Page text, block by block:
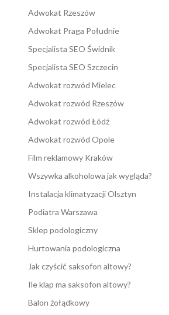
Adwokat Rzeszów
Adwokat Praga Południe
Specjalista SEO Świdnik
Specjalista SEO Szczecin
Adwokat rozwód Mielec
Adwokat rozwód Rzeszów
Adwokat rozwód Łódź
Adwokat rozwód Opole
Film reklamowy Kraków
Wszywka alkoholowa jak wygląda?
Instalacja klimatyzacji Olsztyn
Podiatra Warszawa
Sklep podologiczny
Hurtowania podologiczna
Jak czyścić saksofon altowy?
Ile klap ma saksofon altowy?
Balon żołądkowy